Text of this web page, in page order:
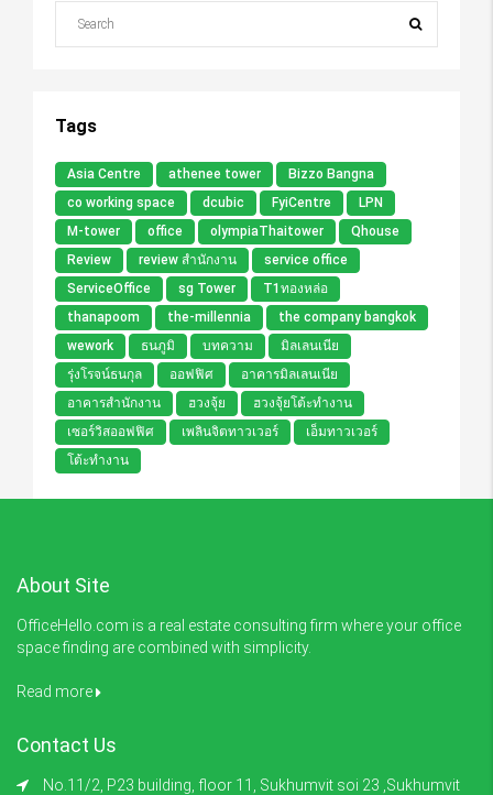
Tags
Asia Centre athenee tower
Bizzo Bangna
co working space
dcubic FyiCentre
LPN
M-tower
office olympiaThaitower
Qhouse
Review
review สำนักงาน
service office
ServiceOffice
sg Tower
T1ทองหล่อ
thanapoom
the-millennia
the company bangkok
wework
ธนภูมิ บทความ
มิลเลนเนีย
รุ่งโรจน์ธนกุล
ออฟฟิศ
อาคารมิลเลนเนีย
อาคารสำนักงาน
ฮวงจุ้ย
ฮวงจุ้ยโต้ะทำงาน
เซอร์วิสออฟฟิศ
เพลินจิตทาวเวอร์
เอ็มทาวเวอร์
โต้ะทำงาน
About Site
OfficeHello.com is a real estate consulting firm where your office
space finding are combined with simplicity.
Read more
Contact Us
No.11/2, P23 building, floor 11, Sukhumvit soi 23 ,Sukhumvit